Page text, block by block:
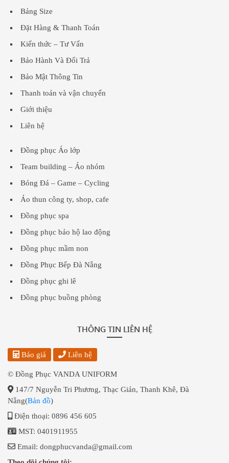
Bảng Size
Đặt Hàng & Thanh Toán
Kiến thức – Tư Vấn
Bảo Hành Và Đổi Trả
Bảo Mật Thông Tin
Thanh toán và vận chuyển
Giới thiệu
Liên hệ
Đồng phục Áo lớp
Team building – Áo nhóm
Bóng Đá – Game – Cycling
Áo thun công ty, shop, cafe
Đồng phục spa
Đồng phục bảo hộ lao động
Đồng phục mầm non
Đồng Phục Bếp Đà Nẵng
Đồng phục ghi lê
Đồng phục buồng phòng
THÔNG TIN LIÊN HỆ
Báo giá Liên hệ
© Đồng Phục VANDA UNIFORM
147/7 Nguyễn Tri Phương, Thạc Gián, Thanh Khê, Đà
Nẵng(Bản đồ)
Điện thoại: 0896 456 605
MST: 0401911955
Email: dongphucvanda@gmail.com